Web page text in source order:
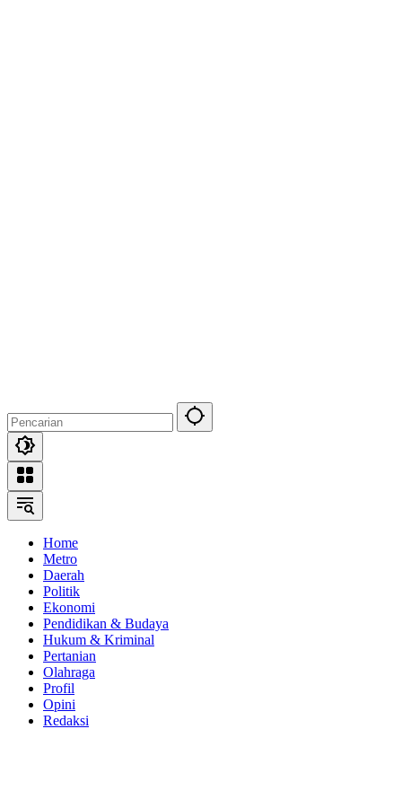
Home
Metro
Daerah
Politik
Ekonomi
Pendidikan & Budaya
Hukum & Kriminal
Pertanian
Olahraga
Profil
Opini
Redaksi